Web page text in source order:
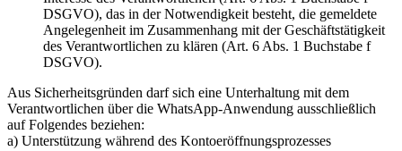
DSGVO), das in der Notwendigkeit besteht, die gemeldete
Angelegenheit im Zusammenhang mit der Geschäftstätigkeit
des Verantwortlichen zu klären (Art. 6 Abs. 1 Buchstabe f
DSGVO).
Aus Sicherheitsgründen darf sich eine Unterhaltung mit dem
Verantwortlichen über die WhatsApp-Anwendung ausschließlich
auf Folgendes beziehen:
a) Unterstützung während des Kontoeröffnungsprozesses